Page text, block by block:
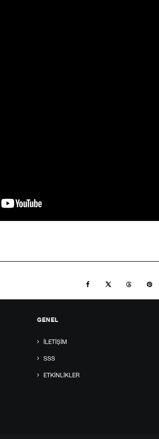
GENEL
İLETIŞIM
SSS
ETKINLIKLER